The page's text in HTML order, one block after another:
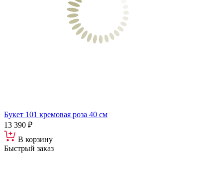
Букет 101 кремовая роза 40 см
13 390 ₽
В корзину
Быстрый заказ